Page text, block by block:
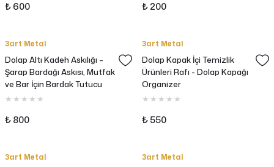
₺ 600 ₺ 200
3art Metal
Dolap Altı Kadeh Askılığı –
Şarap Bardağı Askısı, Mutfak
ve Bar İçin Bardak Tutucu
₺ 800
3art Metal
Dolap Kapak İçi Temizlik
Ürünleri Rafı - Dolap Kapağı
Organizer
₺ 550
3art Metal 3art Metal